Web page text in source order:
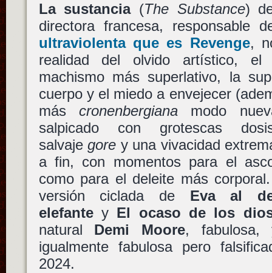
La sustancia(The Substance)
directora francesa, responsable
ultraviolenta que es Revenge,
realidad del olvido artístico,
machismo más superlativo, la
cuerpo y el miedo a envejecer
más cronenbergianamodo
salpicado con grotescas
salvajegore y una vivacidad
a fin, con momentos para el
como para el deleite más
versión ciclada de Eva al
elefantey El ocaso de los
natural Demi Moore,
igualmente fabulosa pero
2024.